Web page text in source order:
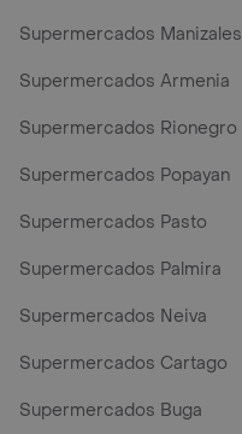
Supermercados Manizales
Supermercados Armenia
Supermercados Rionegro
Supermercados Popayan
Supermercados Pasto
Supermercados Palmira
Supermercados Neiva
Supermercados Cartago
Supermercados Buga